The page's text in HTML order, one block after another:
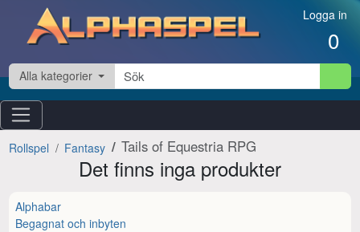
Hoppa till innehåll Logga in
0
Alla kategorier
Rollspel Fantasy Tails of Equestria RPG
Det finns inga produkter
Alphabar
Begagnat och inbyten